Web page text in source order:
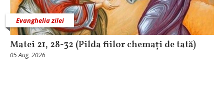
Evanghelia zilei
Matei 21, 28-32 (Pilda fiilor chemați de tată)
05 Aug, 2026